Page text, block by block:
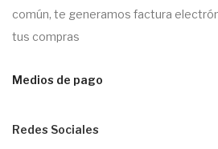
común, te generamos factura
tus compras
Medios de pago
Redes Sociales